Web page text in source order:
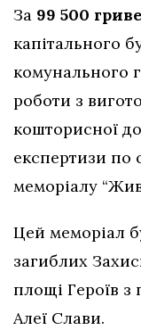
За 99 500
капітального
комунального
роботи з
кошторисної
експертизи по
меморіалу
Цей меморіал
загиблих
площі Героїв з
Алеї Слави.